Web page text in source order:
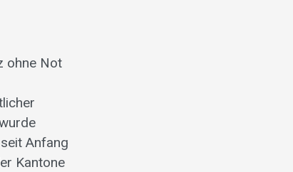
ohne Not
Anfang
Kantone